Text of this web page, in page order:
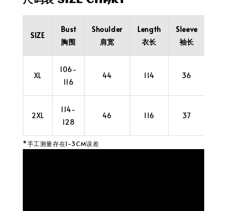
SIZE
Bust
胸围
Shoulder
肩宽
Length
衣长
Sleeve
袖长
XL
106-
116
44 114 36
2XL
114-
128
46 116 37
*手工测量存在1-3CM误差